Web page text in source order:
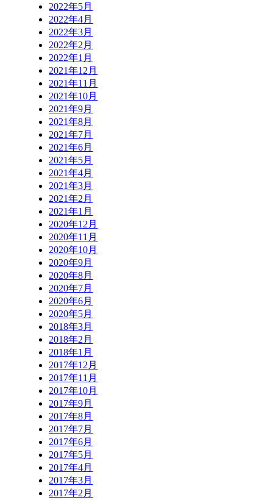
2022年5月
2022年4月
2022年3月
2022年2月
2022年1月
2021年12月
2021年11月
2021年10月
2021年9月
2021年8月
2021年7月
2021年6月
2021年5月
2021年4月
2021年3月
2021年2月
2021年1月
2020年12月
2020年11月
2020年10月
2020年9月
2020年8月
2020年7月
2020年6月
2020年5月
2018年3月
2018年2月
2018年1月
2017年12月
2017年11月
2017年10月
2017年9月
2017年8月
2017年7月
2017年6月
2017年5月
2017年4月
2017年3月
2017年2月